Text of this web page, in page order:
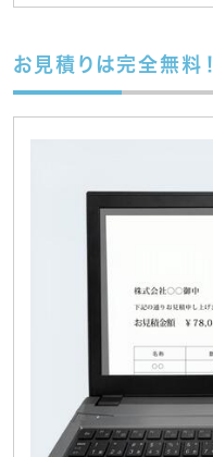
お見積りは完全無料！